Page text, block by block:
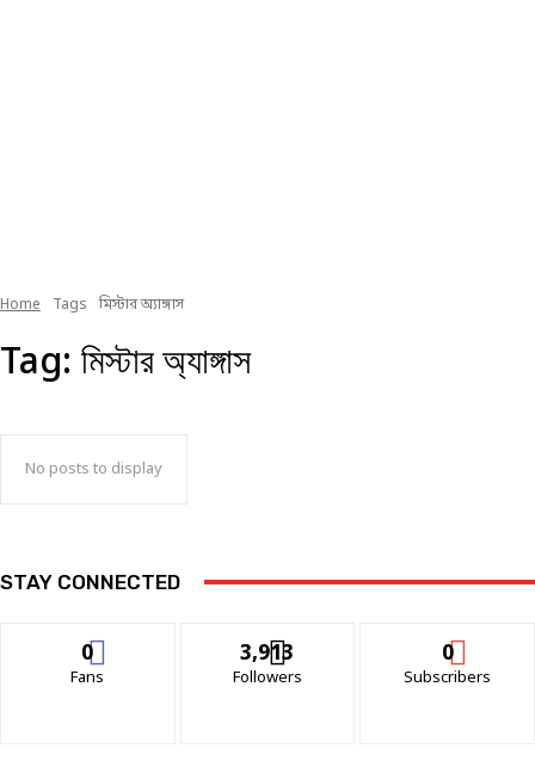
Home Tags মিস্টার অ্যাঙ্গাস
Tag: মিস্টার অ্যাঙ্গাস
No posts to display
STAY CONNECTED
0
Fans
3,913
Followers
0
Subscribers